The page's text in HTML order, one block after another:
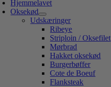
Hjemmelavet
Oksekød
Udskæringer
Ribeye
Striploin / Oksefilet
Mørbrad
Hakket oksekød
Burgerbøffer
Cote de Boeuf
Flanksteak